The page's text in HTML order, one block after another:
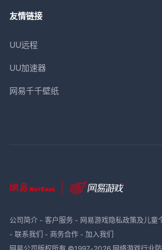
友情链接
UU远程
UU加速器
网易千千壁纸
公司简介- 客户服务- 网易游戏隐私政策及儿童
- 联系我们 - 商务合作- 加入我们